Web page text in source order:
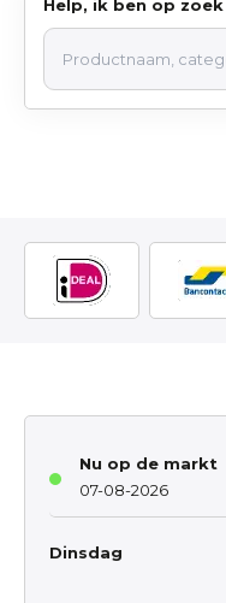
Help, ik ben op
Nu op de markt
07-08-2026
Dinsdag